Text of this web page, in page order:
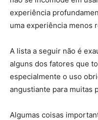
experiência
uma experiência menos
A lista a seguir não é
alguns dos fatores que
especialmente o uso
angustiante para muitas
Algumas coisas